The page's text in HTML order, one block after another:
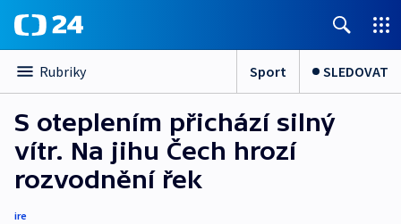
Rubriky Sport SLEDOVAT
S oteplením přichází silný
vítr. Na jihu Čech hrozí
rozvodnění řek
ire